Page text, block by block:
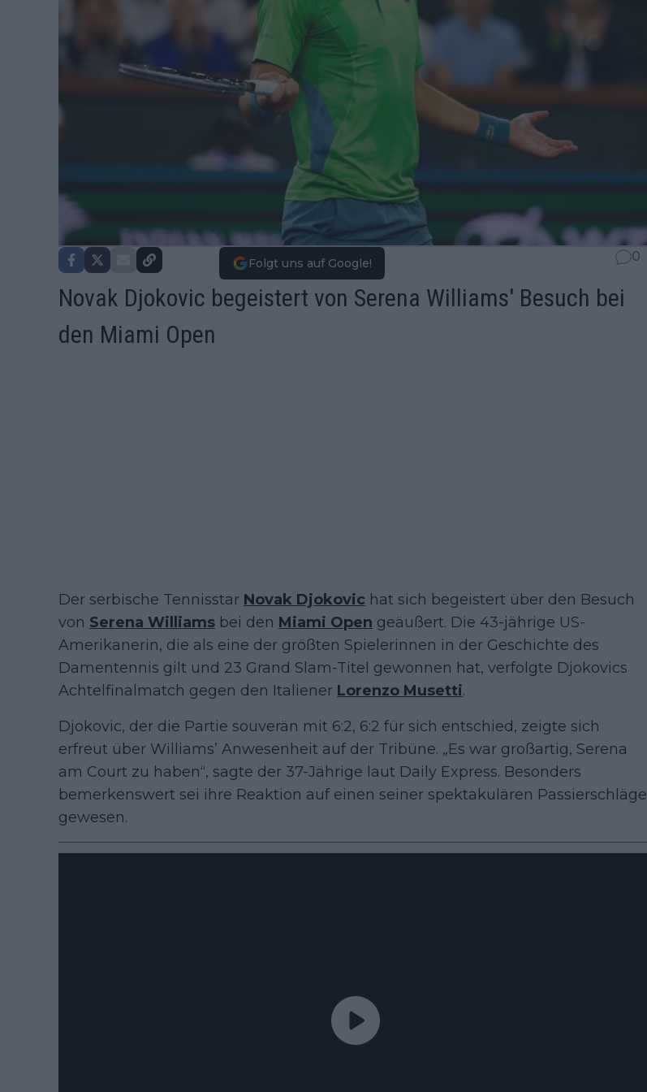
Folgt uns auf Google! 0
Novak Djokovic begeistert von Serena Williams' Besuch bei
den Miami Open
Der serbische Tennisstar Novak Djokovic hat sich begeistert über den Besuch
von Serena Williams bei den Miami Open geäußert. Die 43-jährige US-
Amerikanerin, die als eine der größten Spielerinnen in der Geschichte des
Damentennis gilt und 23 Grand Slam-Titel gewonnen hat, verfolgte Djokovics
Achtelfinalmatch gegen den Italiener Lorenzo Musetti.
Djokovic, der die Partie souverän mit 6:2, 6:2 für sich entschied, zeigte sich
erfreut über Williams’ Anwesenheit auf der Tribüne. „Es war großartig, Serena
am Court zu haben“, sagte der 37-Jährige laut Daily Express. Besonders
bemerkenswert sei ihre Reaktion auf einen seiner spektakulären Passierschläge
gewesen.